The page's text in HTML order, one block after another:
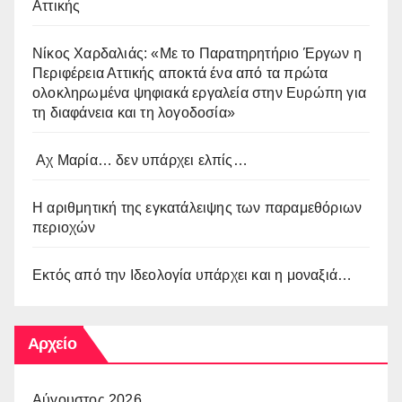
Αττικής
Νίκος Χαρδαλιάς: «Με το Παρατηρητήριο Έργων η
Περιφέρεια Αττικής αποκτά ένα από τα πρώτα
ολοκληρωμένα ψηφιακά εργαλεία στην Ευρώπη για
τη διαφάνεια και τη λογοδοσία»
Αχ Μαρία… δεν υπάρχει ελπίς…
Η αριθμητική της εγκατάλειψης των παραμεθόριων
περιοχών
Εκτός από την Ιδεολογία υπάρχει και η μοναξιά…
Αρχείο